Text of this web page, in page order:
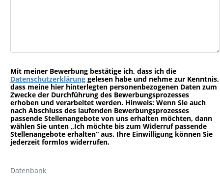
Mit meiner Bewerbung bestätige ich, dass ich die
Datenschutzerklärung gelesen habe und nehme zur Kenntnis,
dass meine hier hinterlegten personenbezogenen Daten zum
Zwecke der Durchführung des Bewerbungsprozesses
erhoben und verarbeitet werden. Hinweis: Wenn Sie auch
nach Abschluss des laufenden Bewerbungsprozesses
passende Stellenangebote von uns erhalten möchten, dann
wählen Sie unten „Ich möchte bis zum Widerruf passende
Stellenangebote erhalten“ aus. Ihre Einwilligung können Sie
jederzeit formlos widerrufen.
Datenbank